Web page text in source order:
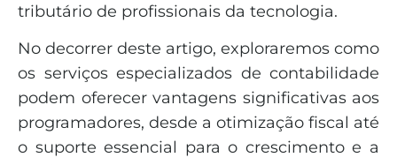
tributário de profissionais da tecnologia.
No decorrer deste artigo, exploraremos como
os serviços especializados de contabilidade
podem oferecer vantagens significativas aos
programadores, desde a otimização fiscal até
o suporte essencial para o crescimento e a